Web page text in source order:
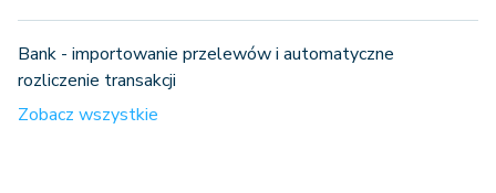
Bank - importowanie przelewów i automatyczne
rozliczenie transakcji
Zobacz wszystkie